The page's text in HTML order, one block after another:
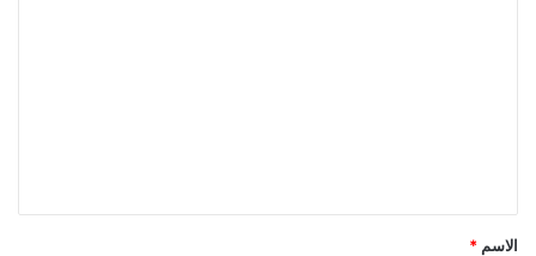
*
الاسم *